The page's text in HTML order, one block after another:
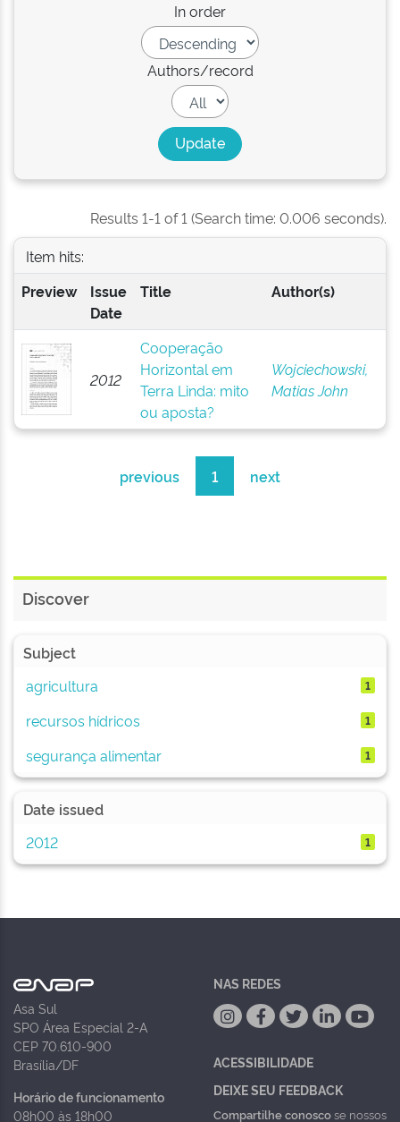
In order
Authors/record
Results 1-1 of 1 (Search time: 0.006 seconds).
Item hits:
Preview
Issue
Date
Title Author(s)
2012
Cooperação
Horizontal em
Terra Linda: mito
ou aposta?
Wojciechowski,
Matias John
previous 1 next
Discover
Subject
agricultura
1
recursos hídricos 1
segurança alimentar 1
Date issued
2012
1
Asa Sul
SPO Área Especial 2-A
CEP 70.610-900
Brasília/DF
Horário de funcionamento
08h00 às 18h00
NAS REDES
ACESSIBILIDADE
DEIXE SEU FEEDBACK
Compartilhe conoscose nossos